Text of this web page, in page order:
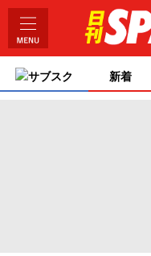
サブスク 新着